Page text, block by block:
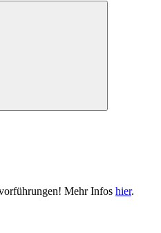
Mehr Infos hier.